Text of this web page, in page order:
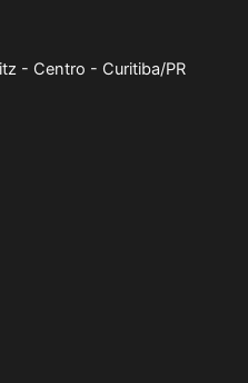
- Centro - Curitiba/PR